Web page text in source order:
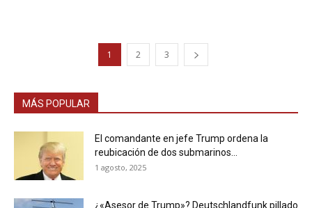
1 2 3
MÁS POPULAR
El comandante en jefe Trump ordena la
reubicación de dos submarinos...
1 agosto, 2025
¿«Asesor de Trump»? Deutschlandfunk pillado